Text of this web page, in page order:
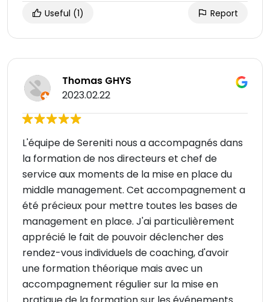
Useful (1) Report
Thomas GHYS
2023.02.22
L'équipe de Sereniti nous a accompagnés dans
la formation de nos directeurs et chef de
service aux moments de la mise en place du
middle management. Cet accompagnement a
été précieux pour mettre toutes les bases de
management en place. J'ai particulièrement
apprécié le fait de pouvoir déclencher des
rendez-vous individuels de coaching, d'avoir
une formation théorique mais avec un
accompagnement régulier sur la mise en